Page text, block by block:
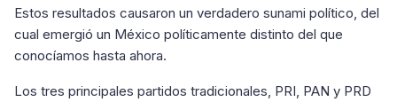
Estos resultados causaron un verdadero sunami político, del
cual emergió un México políticamente distinto del que
conocíamos hasta ahora.
Los tres principales partidos tradicionales, PRI, PAN y PRD